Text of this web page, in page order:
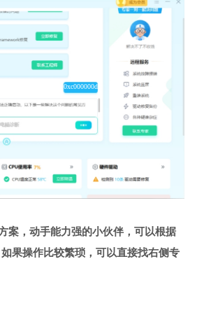
0xc000000d
案，动手能力强的小伙伴，可以根据
果操作比较繁琐，可以直接找右侧专